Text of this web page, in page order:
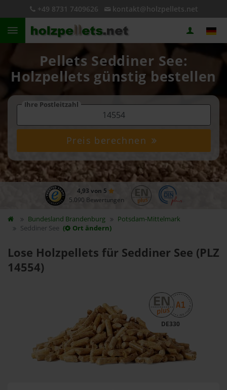
+49 8731 7409626 kontakt@holzpellets.net
Pellets Seddiner See:
Holzpellets günstig bestellen
Ihre Postleitzahl
Preis berechnen
4,93 von 5
5.090 Bewertungen
Bundesland Brandenburg
Potsdam-Mittelmark
Seddiner See ( Ort ändern)
Lose Holzpellets für Seddiner See (PLZ
14554)
DE330